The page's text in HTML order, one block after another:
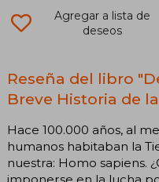
Agregar a lista de
deseos
Reseña del libro
Breve Historia de
Hace 100.000 años, al
humanos habitaban la
nuestra: Homo sapiens.
imponerse en la lucha